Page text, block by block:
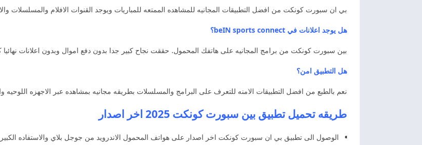
بي ان سبورت كونكت من افضل التطبيقات المجانيه للمشاهده الممتعه للمباريات ويوجد القنوات الافلام والمسلسلات
هل يوجد اعلانات في beIN sports connect؟
بين سبورت كونكت من برامج المجانيه على هاتفك المحمول. حققت نجاح كبير جدا بدون دفع اموال وبدون اعلانات نهائيا
هل التطبيق امن؟
نعم بالطبع من افضل التطبيقات الامنه للتعرف على البرامج والمسلسلات بطريقه مجانيه بمشاهده عبر الاجهزه اللوحيه
طريقه تحميل تطبيق بين سبورت كونكت 2025 اخر اصدار
الوصول الى تطبيق بي ان سبورت كونكت اخر اصدار على هواتف المحمول الاندرويد من جوجل بلاي والاستفاده الكبيره